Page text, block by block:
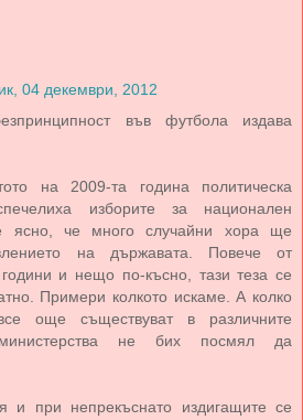
04 декември, 2012
във футбола издава
на 2009-та година политическа
изборите за национален
ясно, че много случайни хора ще
на държавата. Повече от
години и нещо по-късно, тази теза се
Примери колкото искаме. А колко
още съществуват в различните
не бих посмял да
и при непрекъснато издигащите се